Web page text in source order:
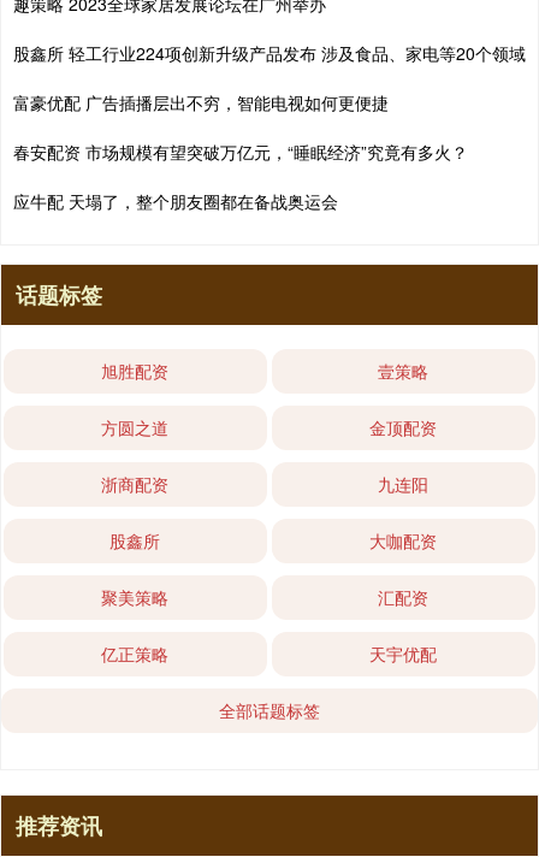
股鑫所 轻工行业224项创新升级产品发布 涉及食品、家电等20个领域
富豪优配 广告插播层出不穷，智能电视如何更便捷
春安配资 市场规模有望突破万亿元，“睡眠经济”究竟有多火？
应牛配 天塌了，整个朋友圈都在备战奥运会
话题标签
旭胜配资 壹策略
方圆之道 金顶配资
浙商配资 九连阳
股鑫所 大咖配资
聚美策略 汇配资
亿正策略 天宇优配
全部话题标签
推荐资讯